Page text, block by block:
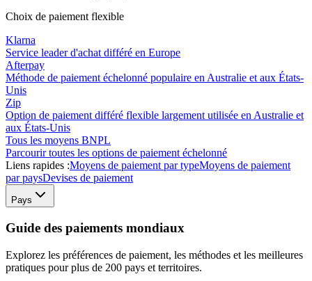
Choix de paiement flexible
Klarna
Service leader d'achat différé en Europe
Afterpay
Méthode de paiement échelonné populaire en Australie et aux États-
Unis
Zip
Option de paiement différé flexible largement utilisée en Australie et
aux États-Unis
Tous les moyens BNPL
Parcourir toutes les options de paiement échelonné
Liens rapides :Moyens de paiement par typeMoyens de paiement
par paysDevises de paiement
Pays
Guide des paiements mondiaux
Explorez les préférences de paiement, les méthodes et les meilleures
pratiques pour plus de 200 pays et territoires.